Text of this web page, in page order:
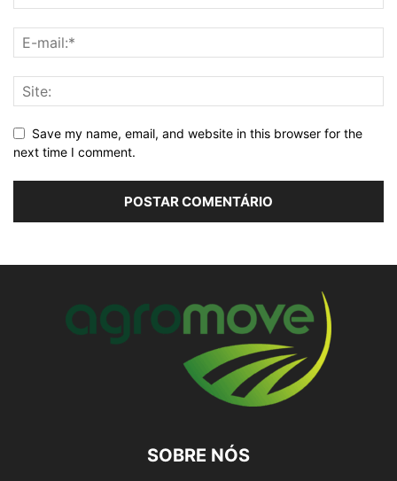
Save my name, email, and website in this browser for the
next time I comment.
SOBRE NÓS